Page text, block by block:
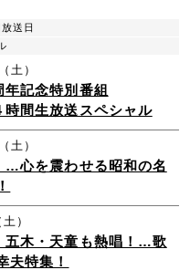
送日
土）
年記念特別番組
間生放送スペシャル
土）
…心を震わせる昭和の名
）
五木・天童も熱唱！…歌
夫特集！